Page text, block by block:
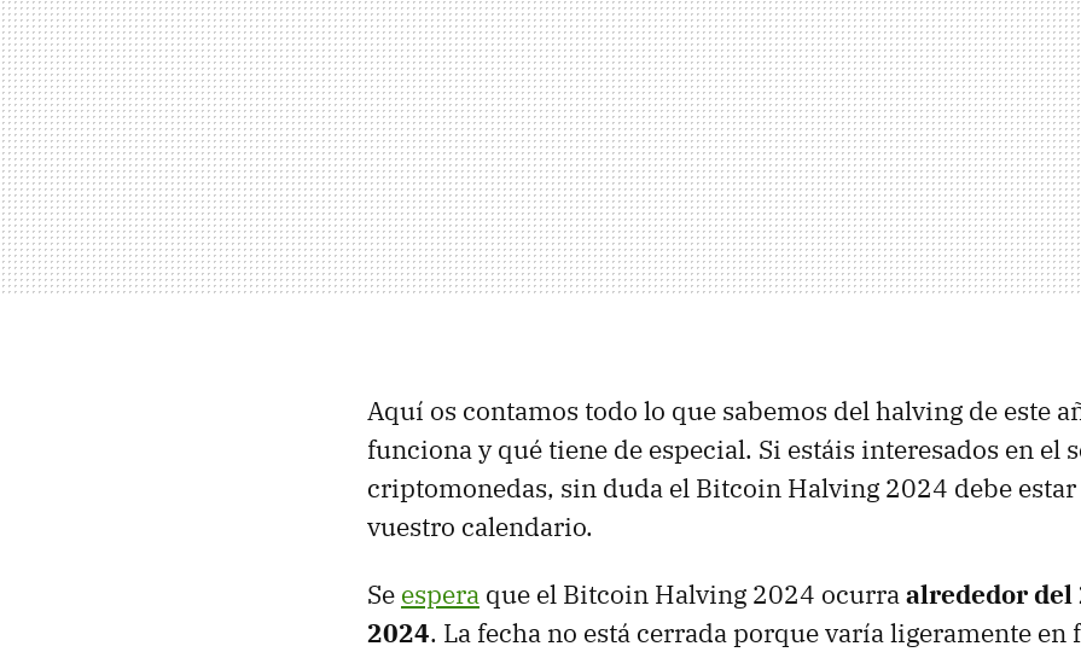
Aquí os contamos todo lo que sabemos del halving de este
funciona y qué tiene de especial. Si estáis interesados en el
criptomonedas, sin duda el Bitcoin Halving 2024 debe
vuestro calendario.
Se espera que el Bitcoin Halving 2024 ocurraalrededor del
2024. La fecha no está cerrada porque varía ligeramente en